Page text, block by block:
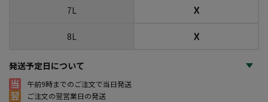
7L ☓
8L ☓
発送予定日について
午前9時までのご注文で当日発送
ご注文の翌営業日の発送